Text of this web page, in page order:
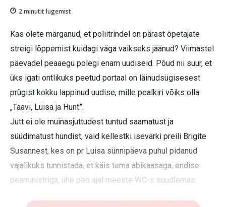
2minutit lugemist
Kas olete märganud, et poliitrindel on pärast õpetajate
streigi lõppemist kuidagi väga vaikseks jäänud? Viimastel
päevadel peaaegu polegi enam uudiseid. Põud nii suur, et
üks igati ontlikuks peetud portaal on läinudsügisesest
prügist kokku lappinud uudise, mille pealkiri võiks olla
„Taavi, Luisa ja Hunt”.
Jutt ei ole muinasjuttudest tuntud saamatust ja
süüdimatust hundist, vaid kellestki isevärki preili Brigite
Susannest, kes on pr Luisa sünnipäeva puhul pidanud
vajalikuks tunnistada, et käis tema abikaasaga, endise
peaministriga, ühe peo ajal meeste WC-s suudlemas.